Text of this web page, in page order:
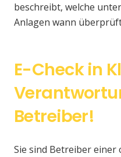
beschreibt, welche
Anlagen wann
E-Check in
Betreiber!
Sie sind Betreiber